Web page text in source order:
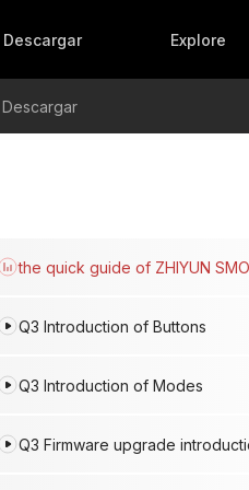
Materiales del producto
Descargar Explore
Descargar
the quick guide of ZHIYUN
Q3 Introduction of Buttons
Q3 Introduction of Modes
Q3 Firmware upgrade